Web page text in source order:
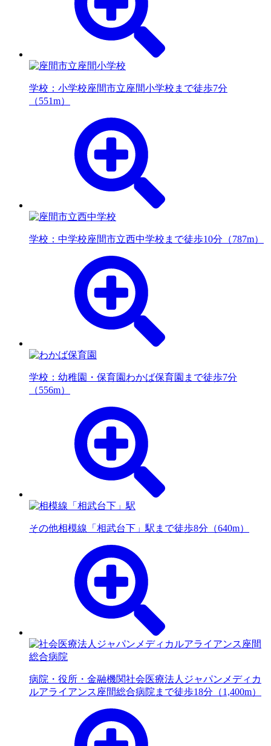
学校：小学校座間市立座間小学校まで徒歩7分
（551m）
学校：中学校座間市立西中学校まで徒歩10分（787m）
学校：幼稚園・保育園 わかば保育園まで徒歩7分
（556m）
その他相模線「相武台下」駅まで徒歩8分（640m）
病院・役所・金融機関社会医療法人ジャパンメディカ
ルアライアンス座間総合病院まで徒歩18分（1,400m）